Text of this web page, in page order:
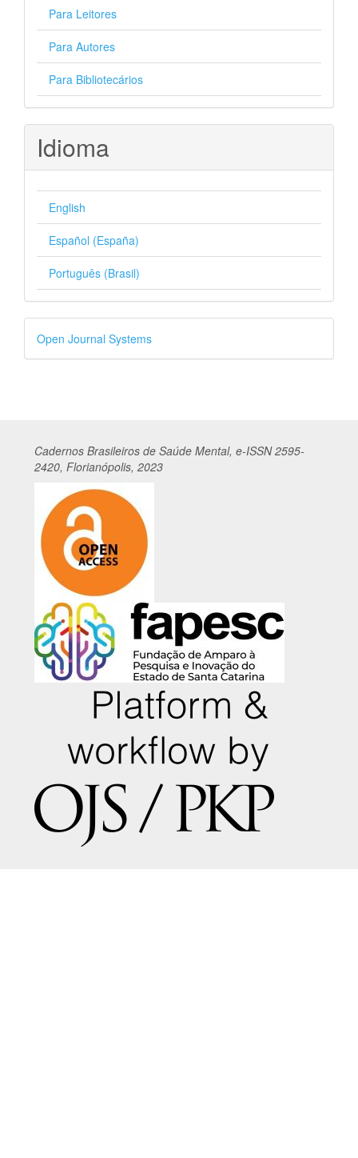
Para Leitores
Para Autores
Para Bibliotecários
Idioma
English
Español (España)
Português (Brasil)
Desenvolvido
por
Open Journal Systems
Cadernos Brasileiros de Saúde Mental, e-ISSN 2595-
2420, Florianópolis, 2023